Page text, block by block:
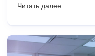
Читать далее